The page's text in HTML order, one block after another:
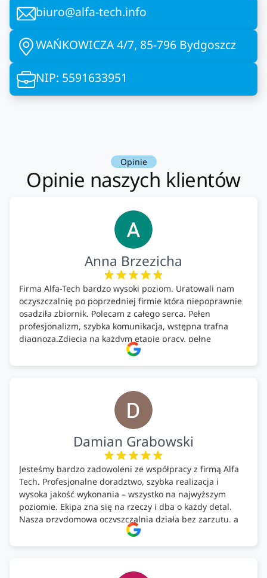
biuro@alfa-tech.info
WAŃKOWICZA 4/7, 85-796 Bydgoszcz
NIP: 5591633951
Opinie
Opinie naszych klientów
Anna Brzezicha
Firma Alfa-Tech bardzo wysoki poziom. Uratowali nam
oczyszczalnię po poprzedniej firmie która niepoprawnie
osadziła zbiornik. Polecam z całego serca. Pełen
profesjonalizm, szybka komunikacja, wstępna trafna
diagnoza.Zdjęcia na każdym etapie pracy, pełne
doradztwo.Dobrze wyszkoleni i znający się na rzeczy.
Podsumowując ekipa na wysokim poziomie, rzetelna.
Damian Grabowski
Jesteśmy bardzo zadowoleni ze współpracy z firmą Alfa
Tech. Profesjonalne doradztwo, szybka realizacja i
wysoka jakość wykonania – wszystko na najwyższym
poziomie. Ekipa zna się na rzeczy i dba o każdy detal.
Nasza przydomowa oczyszczalnia działa bez zarzutu, a
całość została wykonana zgodnie z terminem i
ustaleniami. Z czystym sumieniem polecamy Alfa Tech
ekologicznych rozwiązań!🍀